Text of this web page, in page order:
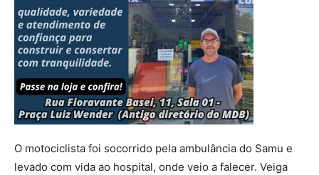
O motociclista foi socorrido pela ambulância do Samu e
levado com vida ao hospital, onde veio a falecer. Veiga